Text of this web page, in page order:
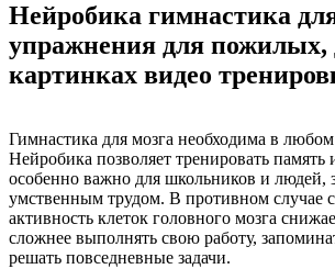
Нейробика гимнастика
упражнения для пожилых,
картинках видео
Гимнастика для мозга необходима в любом
Нейробика позволяет тренировать
особенно важно для школьников и людей,
умственным трудом. В противном случае
активность клеток головного мозга
сложнее выполнять свою работу,
решать повседневные задачи.